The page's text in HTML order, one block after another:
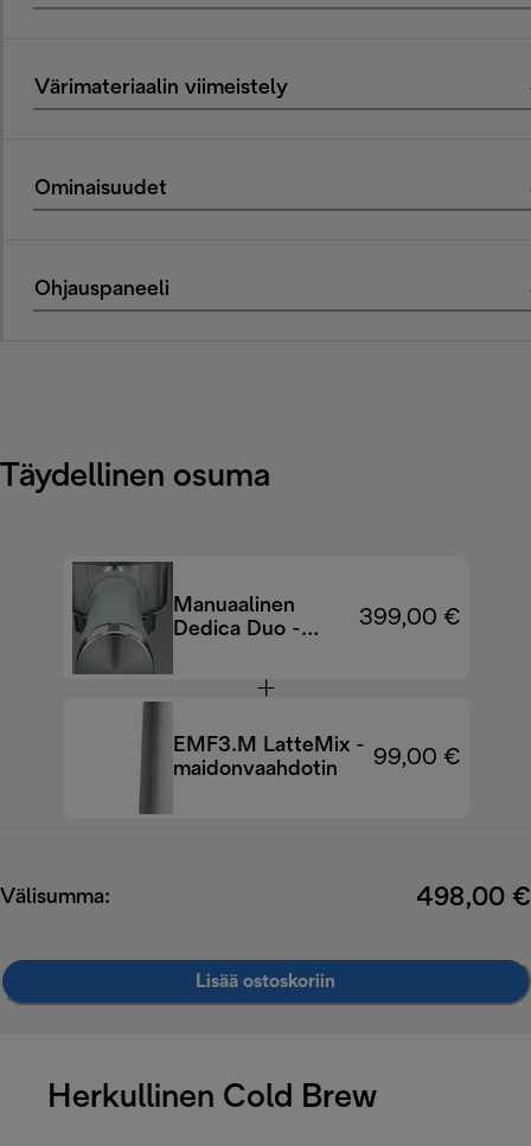
Värimateriaalin viimeistely
Ominaisuudet
Ohjauspaneeli
Täydellinen osuma
Manuaalinen
Dedica Duo -
EC890.GR
399,00 €
EMF3.M LatteMix -
maidonvaahdotin
99,00 €
Välisumma: 498,00 €
Lisää ostoskoriin
Herkullinen Cold Brew